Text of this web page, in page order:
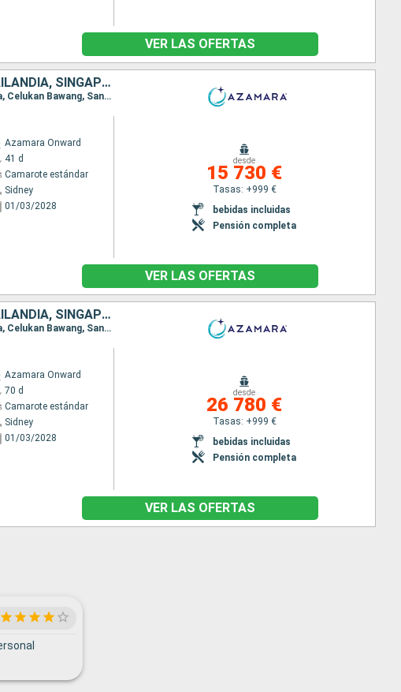
VER LAS OFERTAS
AUSTRALIA, INDONESIA, MALASIA, FILIPINAS, CHINA, VIETNAM, TAILANDIA, SINGAPUR
Itinerario : Sidney, Newcastle, Mooloolaba, Airlie Beach, Cairns, Darwin, Komodo, Benoa, Celukan Bawang, Sandakan, Puerto Princesa, Coron, Manila, Hong Kong, Da Nang, Ho Chi Minh-Ville, Laem Chabang, Ko Samui, Singapur
Azamara Onward
41 d
Camarote estándar
Sidney
01/03/2028
desde
15 730 €
Tasas: +999 €
bebidas incluidas
Pensión completa
VER LAS OFERTAS
AUSTRALIA, INDONESIA, MALASIA, FILIPINAS, CHINA, VIETNAM, TAILANDIA, SINGAPUR, SRI LANKA, INDIA, MALDIVAS, MAURICE, FRANCIA, MADAGASCAR, SUDAFRICA
Itinerario : Sidney, Newcastle, Mooloolaba, Airlie Beach, Cairns, Darwin, Komodo, Benoa, Celukan Bawang, Sandakan, Puerto Princesa, Coron, Manila, Hong Kong, Da Nang, Ho Chi Minh-Ville, Laem Chabang, Ko Samui, Singapur, Kuala Lumpur, Sabang, Hambantota, Colombo, Cochin, Male, Port Louis, Pointe des Gallets, Taolagnao, Richards Bay, Durban, Port Elisabeth, Ciudad del Cabo
Azamara Onward
70 d
Camarote estándar
Sidney
01/03/2028
desde
26 780 €
Tasas: +999 €
bebidas incluidas
Pensión completa
VER LAS OFERTAS